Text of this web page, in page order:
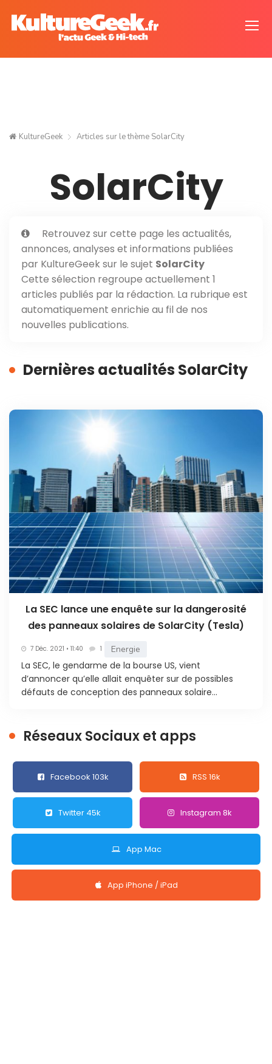
KultureGeek Articles sur le thème SolarCity
SolarCity
Retrouvez sur cette page les actualités,
annonces, analyses et informations publiées
par KultureGeek sur le sujet SolarCity
Cette sélection regroupe actuellement 1
articles publiés par la rédaction. La rubrique est
automatiquement enrichie au fil de nos
nouvelles publications.
Dernières actualités SolarCity
La SEC lance une enquête sur la dangerosité
des panneaux solaires de SolarCity (Tesla)
7 Déc. 2021 • 11:40 1 Energie
La SEC, le gendarme de la bourse US, vient
d’annoncer qu’elle allait enquêter sur de possibles
défauts de conception des panneaux solaire...
Réseaux Sociaux et apps
Facebook 103k RSS 16k
Twitter 45k Instagram 8k
App Mac
App iPhone / iPad